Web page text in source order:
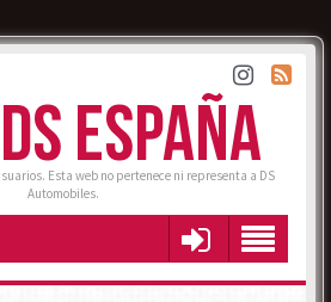
ESPAÑA
Esta web no pertenece ni representa a DS
Automobiles.